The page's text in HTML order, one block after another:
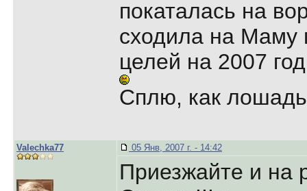
покаталась на
сходила на Маму
целей на 2007
Сплю, как
Valechka77 05 Янв, 2007 г. - 14:42
Приезжайте и на